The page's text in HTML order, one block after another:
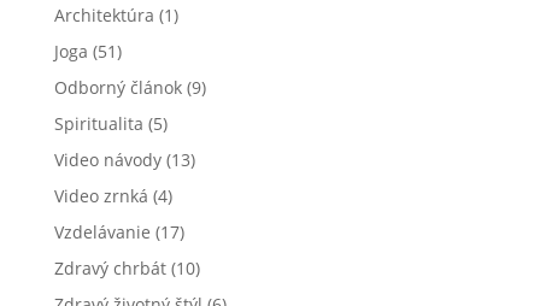
Architektúra (1)
Joga (51)
Odborný článok(9)
Spiritualita (5)
Video návody(13)
Video zrnká (4)
Vzdelávanie (17)
Zdravý chrbát(10)